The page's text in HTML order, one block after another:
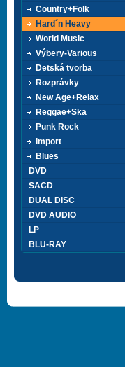
Country+Folk
Hard´n Heavy
World Music
Výbery-Various
Detská tvorba
Rozprávky
New Age+Relax
Reggae+Ska
Punk Rock
Import
Blues
DVD
SACD
DUAL DISC
DVD AUDIO
LP
BLU-RAY